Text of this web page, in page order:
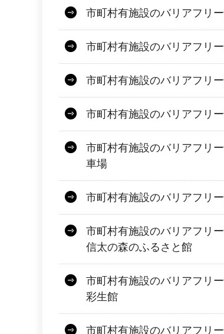
市町村有施設のバリアフリ
市町村有施設のバリアフリ
市町村有施設のバリアフリ
市町村有施設のバリアフリ
市町村有施設のバリアフリ
車場
市町村有施設のバリアフリ
市町村有施設のバリアフ
信太の森のふるさと館
市町村有施設のバリアフ
彩生館
市町村有施設のバリアフリ